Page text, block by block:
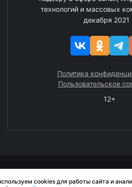
технологий и массовых
декабря 2021
Политика
Пользовательское
12+
cookies для работы сайта и